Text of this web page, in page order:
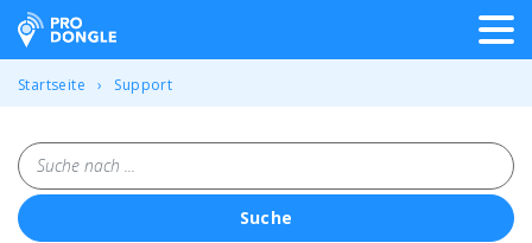
ProDongle Track & Trace
Startseite Support
Suche nach ...
Suche